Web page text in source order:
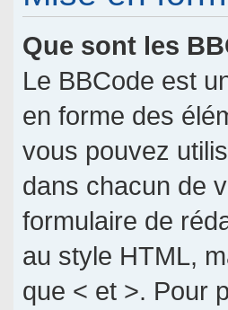
Que sont les
Le BBCode est
en forme des
vous pouvez
dans chacun de
formulaire de
au style HTML,
que < et >. Pour